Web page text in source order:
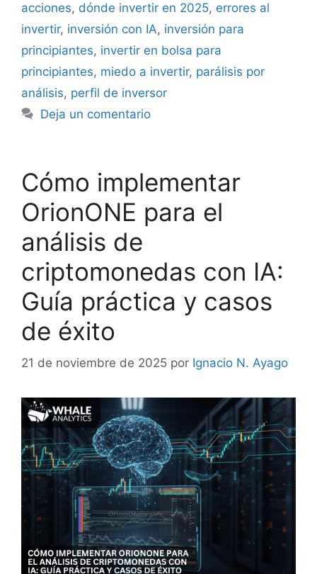
acciones, dónde invertir en 2025, errores al
invertir, inversión con IA, inversión para
principiantes, invertir en bolsa para
principiantes, miedo a invertir, parálisis por
análisis, perfil de inversor
Deja un comentario
Cómo implementar
OrionONE para el
análisis de
criptomonedas con IA:
Guía práctica y casos
de éxito
21 de noviembre de 2025 por Ignacio N. Ayago